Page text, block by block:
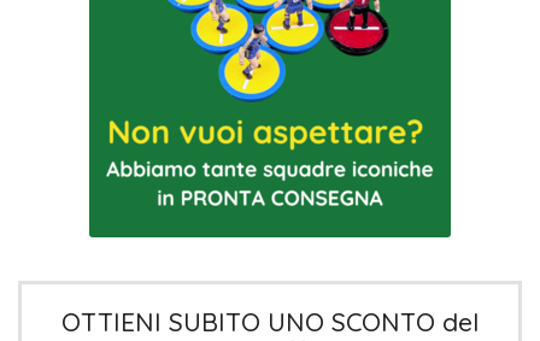
OTTIENI SUBITO UNO SCONTO del